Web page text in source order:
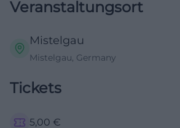
Veranstaltungsort
Mistelgau
Mistelgau, Germany
Tickets
5,00 €